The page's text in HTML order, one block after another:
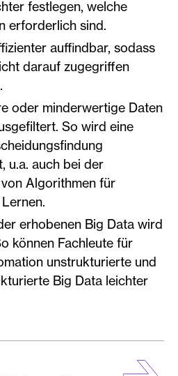
festlegen, welche
erforderlich sind.
auffindbar, sodass
darauf zugegriffen
oder minderwertige Daten
So wird eine
u.a. auch bei der
Algorithmen für
erhobenen Big Data wird
können Fachleute für
unstrukturierte und
Big Data leichter